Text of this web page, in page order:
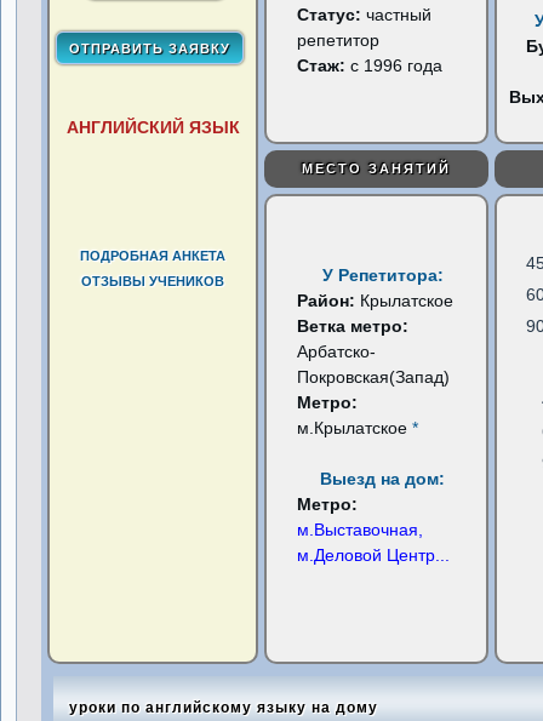
АНГЛИЙСКИЙ ЯЗЫК
ПОДРОБНАЯ АНКЕТА
ОТЗЫВЫ УЧЕНИКОВ
Статус:частный
репетитор
Стаж: с 1996 года
МЕСТО ЗАНЯТИЙ
У Репетитора:
Район: Крылатское
Ветка метро:
Арбатско-
Покровская(Запад)
Метро:
м.Крылатское*
Выезд на дом:
Метро:
м.Выставочная,
м.Деловой Центр
уроки по английскому языку на дому